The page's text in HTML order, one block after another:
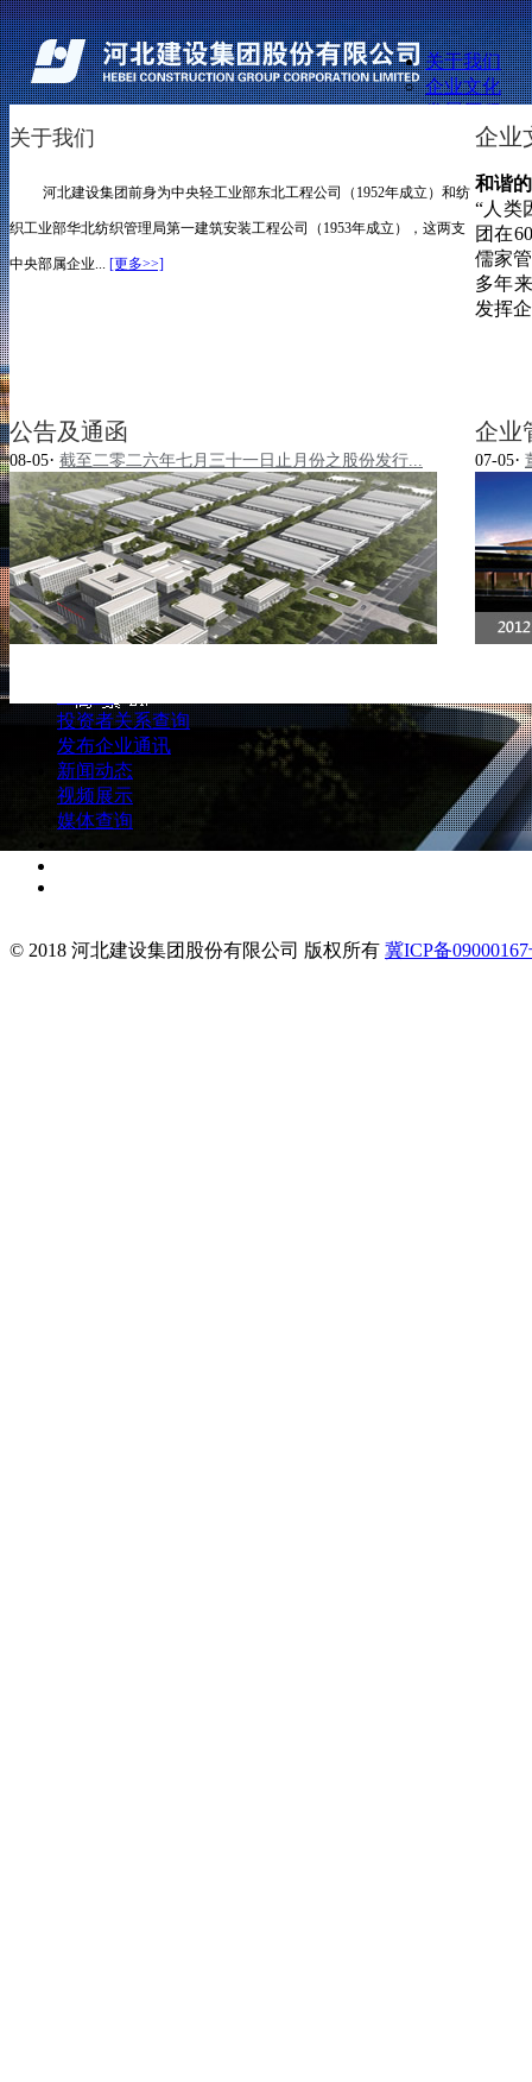
关于我们
企业文化
发展历程
业务概览
其他业务
海外业务
企业管治报告
招股书
投资者关系查询
发布企业通讯
传媒中心
新闻动态
视频展示
媒体查询
人力资源
关于我们
河北建设集团前身为中央轻工业部东北工程公司（1952年成立）和纺
织工业部华北纺织管理局第一建筑安装工程公司（1953年成立），这两支
中央部属企业... [更多>>]
企业
和谐
“人类
团在
儒家
多年
发挥
公告及通函
08-05· 截至二零二六年七月三十一日止月份之股份发行...
企业
07-05·
业务概览
投资者关系
传媒中心
人力资源
管理团队
资质荣誉
建设工程承包业务
其他业务
海外业务
精品工程
公司讯息
公告及通函
财务报告
公司推介投影片
投资者关系查询
发布企业通讯
新闻动态
视频展示
媒体查询
© 2018 河北建设集团股份有限公司 版权所有 冀ICP备